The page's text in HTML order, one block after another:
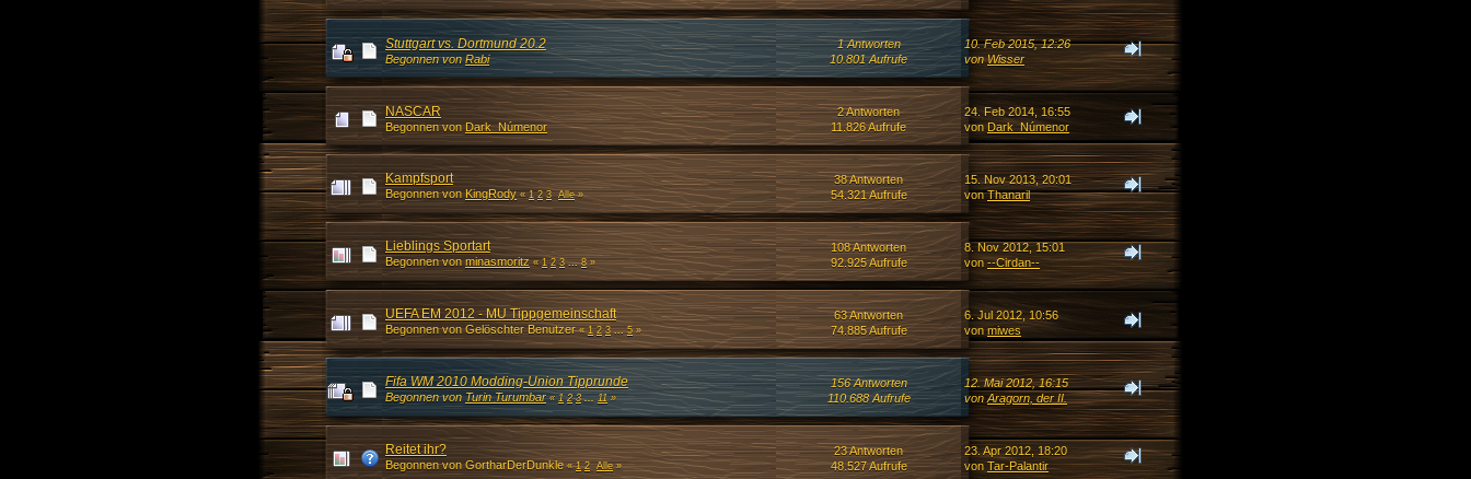
Stuttgart vs. Dortmund 20.2
Begonnen von Rabi
1 Antworten
10.801 Aufrufe
10. Feb 2015, 12:26
vonWisser
NASCAR
Begonnen von Dark_Númenor
2 Antworten
11.826 Aufrufe
24. Feb 2014, 16:55
von Dark_Númenor
Kampfsport
Begonnen von KingRody «1 2 3 Alle»
38 Antworten
54.321 Aufrufe
15. Nov 2013, 20:01
vonThanaril
Lieblings Sportart
Begonnen von minasmoritz «1 2 3 ...8»
108 Antworten
92.925 Aufrufe
8. Nov 2012, 15:01
von--Cirdan--
UEFA EM 2012 - MU Tippgemeinschaft
Begonnen von Gelöschter Benutzer«1 2 3 ...5»
63 Antworten
74.885 Aufrufe
6. Jul 2012, 10:56
vonmiwes
Fifa WM 2010 Modding-Union Tipprunde
Begonnen von Turin Turumbar « 1 2 3 ...11»
156 Antworten
110.688 Aufrufe
12. Mai 2012, 16:15
vonAragorn, der II.
Reitet ihr?
Begonnen von GortharDerDunkle«1 2 Alle»
23 Antworten
48.527 Aufrufe
23. Apr 2012, 18:20
von Tar-Palantir